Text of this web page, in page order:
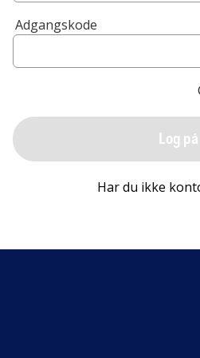
Adgangskode
Log på
Har du ikke